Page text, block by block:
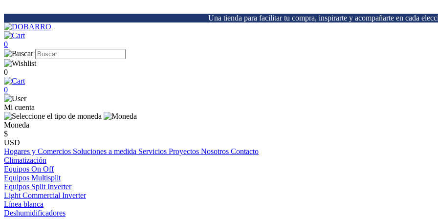
Una tienda para facilitar tu compra, inspirarte y acompañarte en cada
0
0
0
Mi cuenta
Moneda
$
USD
Hogares y Comercios Soluciones a medida Servicios Proyectos Nosotros Contacto
Climatización
Equipos On Off
Equipos Multisplit
Equipos Split Inverter
Light Commercial Inverter
Línea blanca
Deshumidificadores